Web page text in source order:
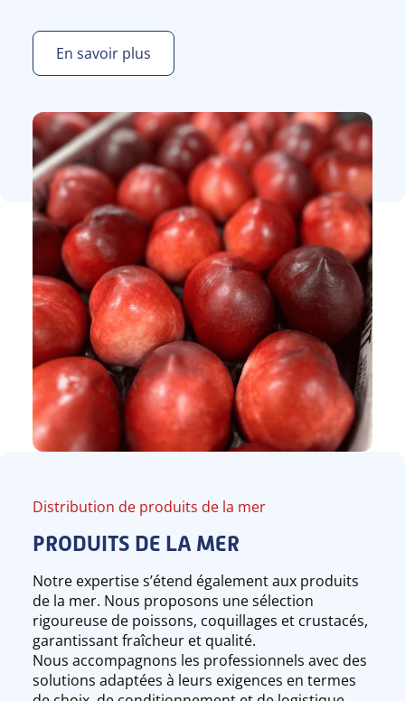
En savoir plus
Distribution de produits de la mer
PRODUITS DE LA MER
Notre expertise s’étend également aux produits
de la mer. Nous proposons une sélection
rigoureuse de poissons, coquillages et crustacés,
garantissant fraîcheur et qualité.
Nous accompagnons les professionnels avec des
solutions adaptées à leurs exigences en termes